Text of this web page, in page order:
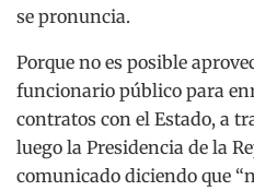
se pronuncia.
Porque no es posible
funcionario público para
contratos con el Estado, a
luego la Presidencia de la
comunicado diciendo que